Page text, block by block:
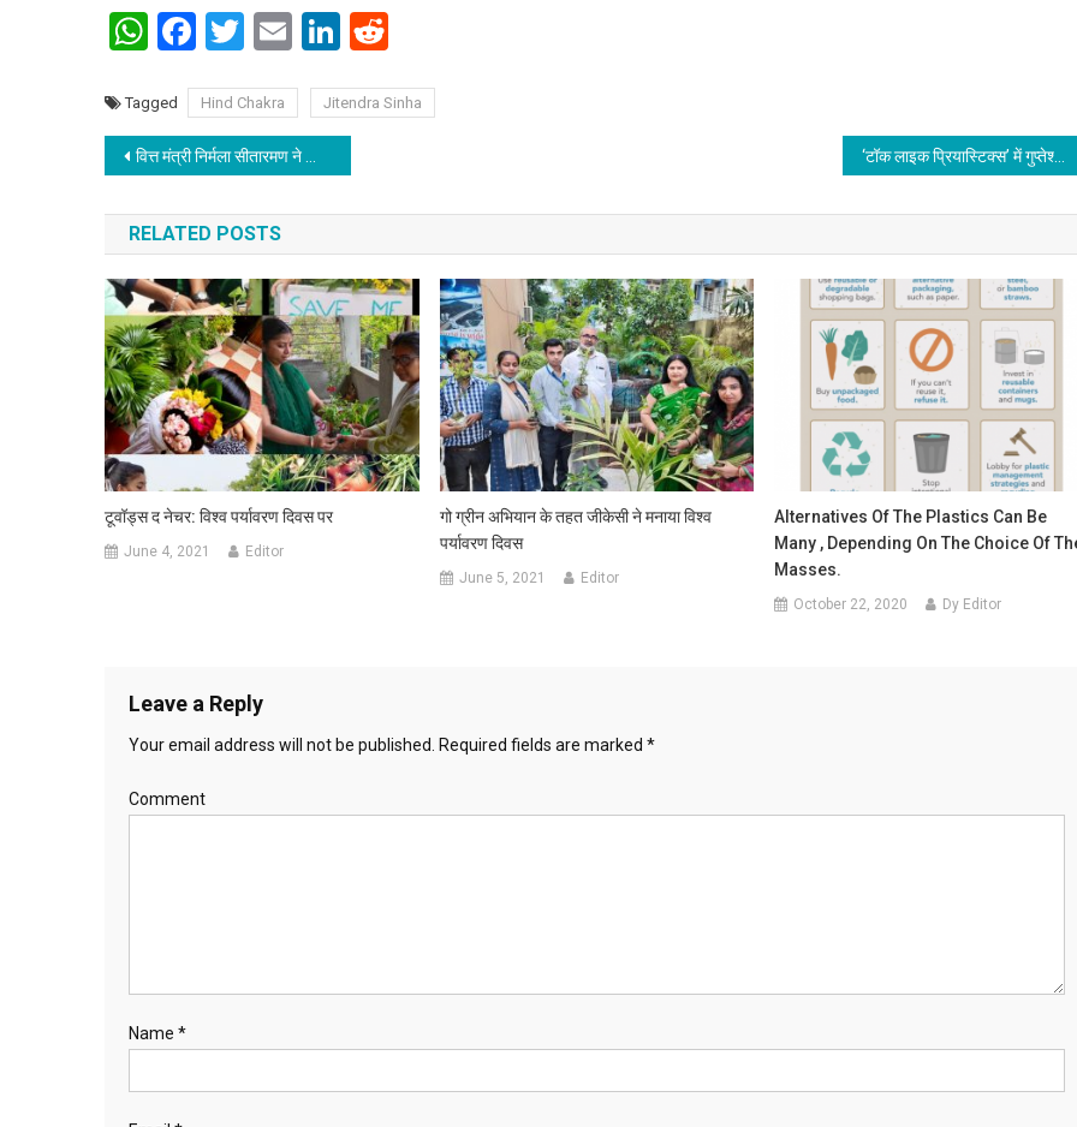
WhatsApp
Facebook
Twitter
EmailLinkedIn
Tagged Hind Chakra Jitendra Sinha
Post navigation
वित्त मंत्री निर्मला सीतारमण ने कोरोना काल में 8 बड़े ऐलान किए: कृषि मंत्री
RELATED POSTS
टूवॉड्स द नेचर: विश्व पर्यावरण दिवस पर
June 4, 2021 Editor
गो ग्रीन अभियान के तहत जीकेसी ने मनाया विश्व
पर्यावरण दिवस
June 5, 2021 Editor
Alternatives Of The Plastics Can Be
Many , Depending On The Choice Of
Masses.
October 22, 2020 Dy Editor
Leave a Reply
Your email address will not be published. Required fields are marked *
Comment
Name *